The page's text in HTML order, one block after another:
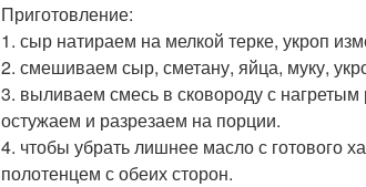
Приготовление:
1. сыр натираем на мелкой терке, укроп
2. смешиваем сыр, сметану, яйца, муку,
3. выливаем смесь в сковороду с
остужаем и разрезаем на порции.
4. чтобы убрать лишнее масло с готового
полотенцем с обеих сторон.